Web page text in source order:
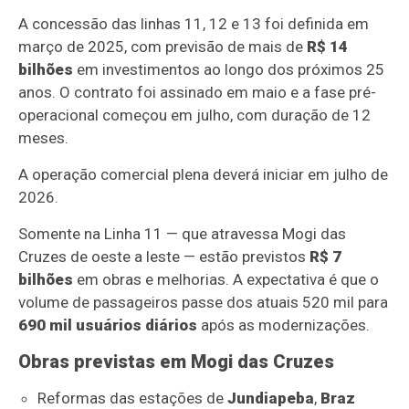
A concessão das linhas 11, 12 e 13 foi definida em
março de 2025, com previsão de mais de R$ 14
bilhões em investimentos ao longo dos próximos 25
anos. O contrato foi assinado em maio e a fase pré-
operacional começou em julho, com duração de 12
meses.
A operação comercial plena deverá iniciar em julho de
2026.
Somente na Linha 11 — que atravessa Mogi das
Cruzes de oeste a leste — estão previstos R$ 7
bilhões em obras e melhorias. A expectativa é que o
volume de passageiros passe dos atuais 520 mil para
690 mil usuários diários após as modernizações.
Obras previstas em Mogi das Cruzes
Reformas das estações de Jundiapeba, Braz